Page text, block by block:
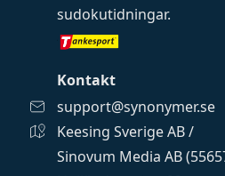
sudokutidningar.
Kontakt
support@synonymer.se
Keesing Sverige AB /
Sinovum Media AB